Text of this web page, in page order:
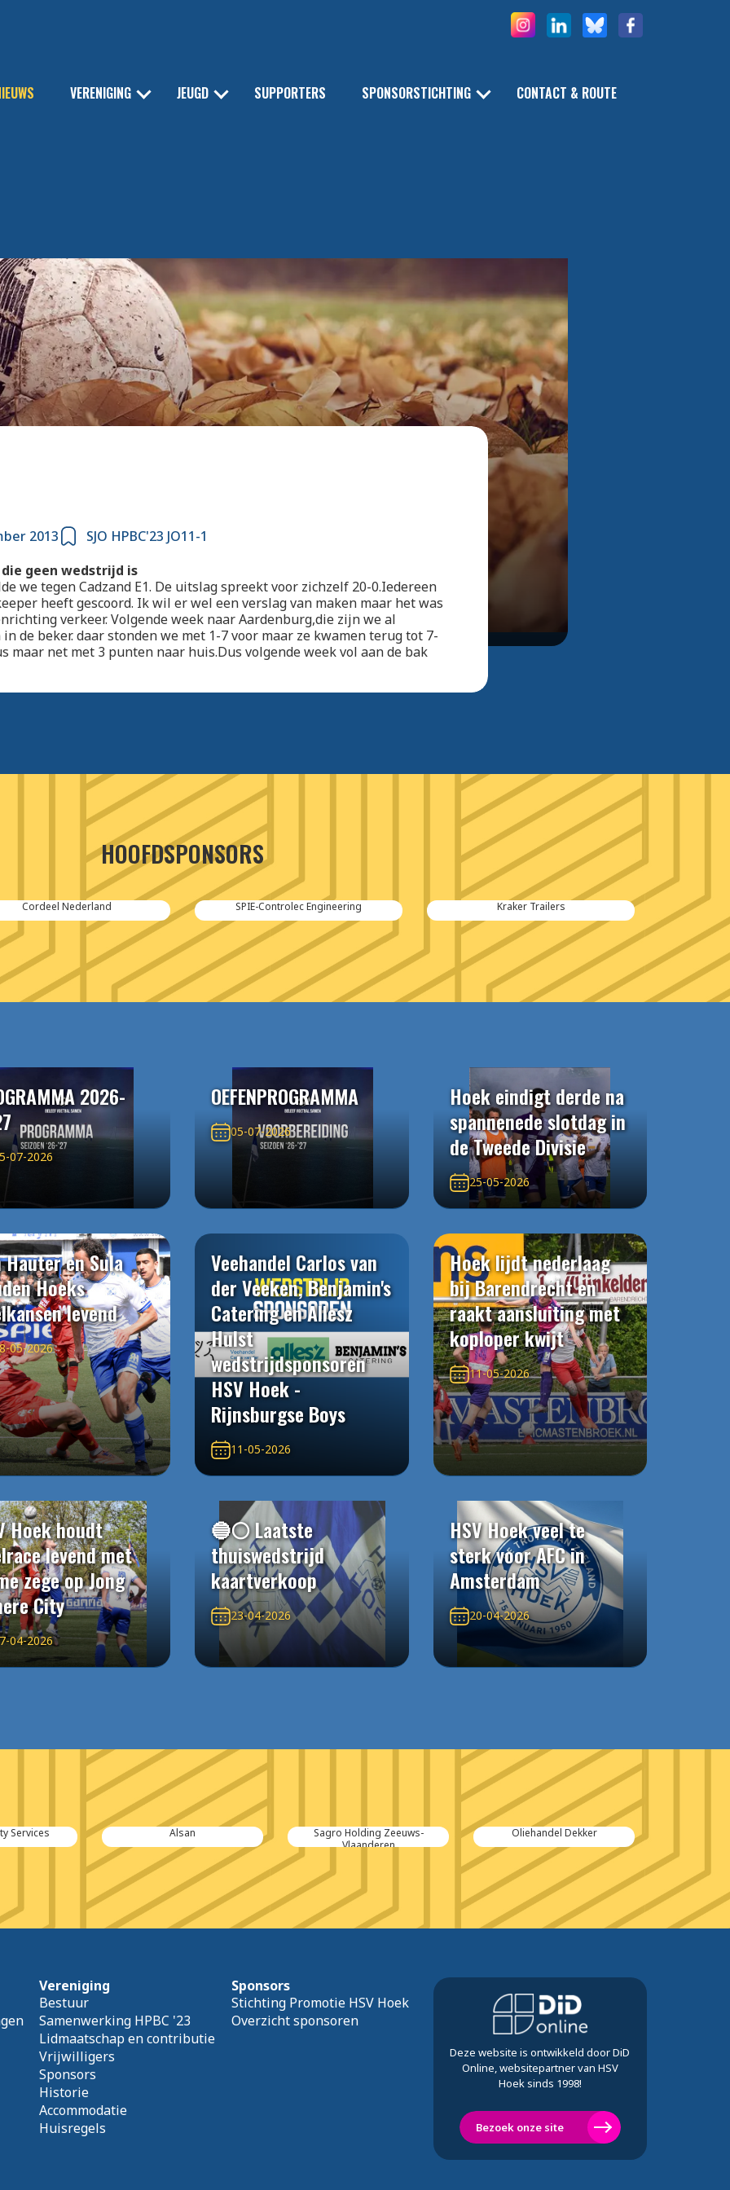
VERENIGING JEUGD SUPPORTERS SPONSORSTICHTING CONTACT & ROUTE
Bekijk alle foto's
2013
SJO HPBC'23 JO11-1
geen wedstrijd is
we tegen Cadzand E1. De uitslag spreekt voor zichzelf 20-0.Iedereen
heeft gescoord. Ik wil er wel een verslag van maken maar het was
verkeer. Volgende week naar Aardenburg,die zijn we al
de beker. daar stonden we met 1-7 voor maar ze kwamen terug tot 7-
maar net met 3 punten naar huis.Dus volgende week vol aan de bak
HOOFDSPONSORS
Cordeel Nederland SPIE-Controlec Engineering Kraker Trailers
2026-
07-2026
OEFENPROGRAMMA
05-07-2026
Hoek eindigt derde na
spannenede slotdag in
de Tweede Divisie
25-05-2026
Hauter en Sula
Hoeks
levend
05-2026
Veehandel Carlos van
der Veeken, Benjamin's
Catering en Allesz
Hulst
wedstrijdsponsoren
HSV Hoek -
Rijnsburgse Boys
11-05-2026
Hoek lijdt nederlaag
bij Barendrecht en
raakt aansluiting met
koploper kwijt
11-05-2026
Hoek houdt
levend met
zege op Jong
City
04-2026
🔵⚪️ Laatste
thuiswedstrijd
kaartverkoop
23-04-2026
HSV Hoek veel te
sterk voor AFC in
Amsterdam
20-04-2026
Services Alsan
Sagro Holding Zeeuws-
Vlaanderen
Oliehandel Dekker
Vereniging
Bestuur
Samenwerking HPBC '23
Lidmaatschap en contributie
Vrijwilligers
Sponsors
Historie
Accommodatie
Huisregels
Sponsors
Stichting Promotie HSV Hoek
Overzicht sponsoren
Deze website is ontwikkeld door DiD
Online, websitepartner van HSV
Hoek sinds 1998!
Bezoek onze site